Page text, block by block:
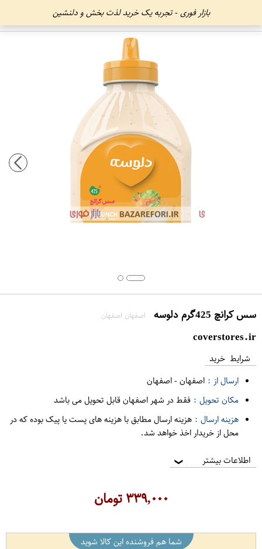
بازار فوری - تجربه یک خرید لذت بخش و دلنشین
سس کرانچ 425گرم دلوسه اصفهان اصفهان
coverstores.ir
شرایط خرید
ارسال از : اصفهان-اصفهان
مکان تحویل : فقط در شهر اصفهان قابل تحویل می باشد
هزینه ارسال : هزینه ارسال مطابق با هزینه های پست یا پیک بوده که در
محل از خریدار اخذ خواهد شد.
اطلاعات بیشتر ❯
۳۳۹,۰۰۰تومان
شما هم فروشنده این کالا شوید